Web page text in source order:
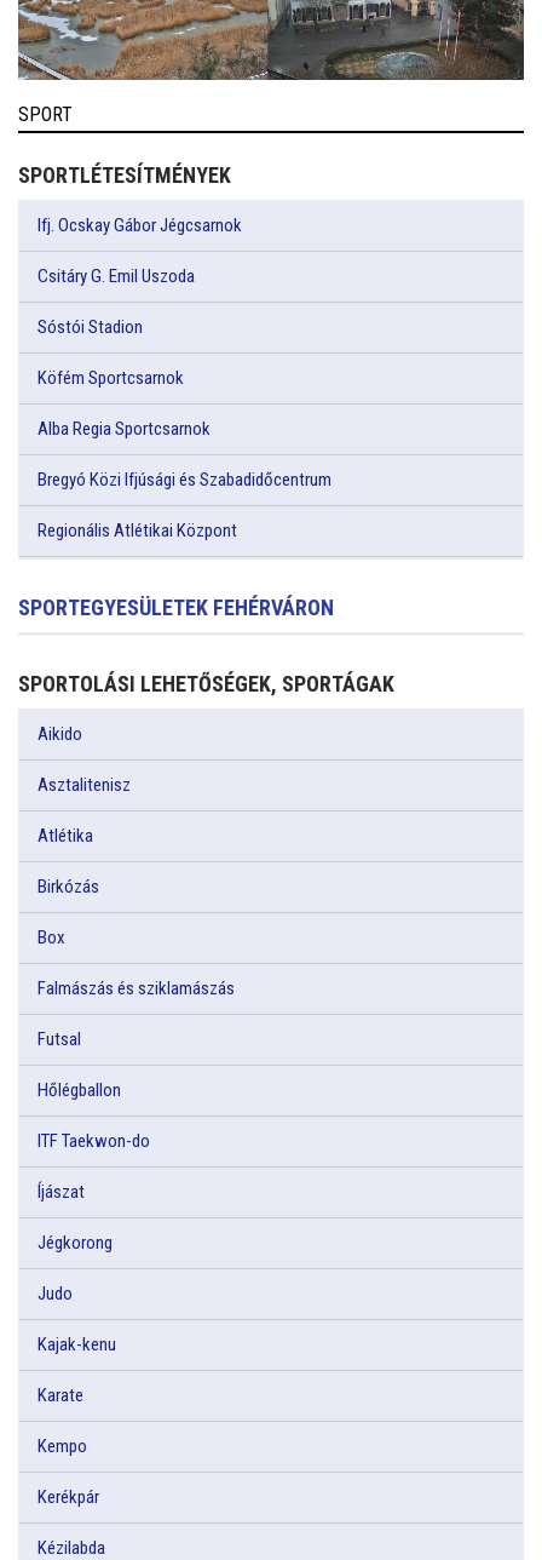
SPORT
SPORTLÉTESÍTMÉNYEK
Ifj. Ocskay Gábor Jégcsarnok
Csitáry G. Emil Uszoda
Sóstói Stadion
Köfém Sportcsarnok
Alba Regia Sportcsarnok
Bregyó Közi Ifjúsági és Szabadidőcentrum
Regionális Atlétikai Központ
SPORTEGYESÜLETEK FEHÉRVÁRON
SPORTOLÁSI LEHETŐSÉGEK, SPORTÁGAK
Aikido
Asztalitenisz
Atlétika
Birkózás
Box
Falmászás és sziklamászás
Futsal
Hőlégballon
ITF Taekwon-do
Íjászat
Jégkorong
Judo
Kajak-kenu
Karate
Kempo
Kerékpár
Kézilabda